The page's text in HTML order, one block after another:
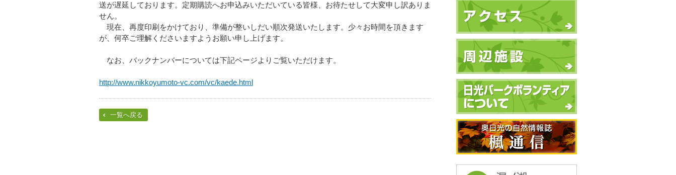
送が遅延しております。定期購読へお申込みいただいている皆様、お待たせして大変申し訳ありま
せん。
現在、再度印刷をかけており、準備が整いしだい順次発送いたします。少々お時間を頂きます
が、何卒ご理解くださいますようお願い申し上げます。
なお、バックナンバーについては下記ページよりご覧いただけます。
http://www.nikkoyumoto-vc.com/vc/kaede.html
一覧へ戻る